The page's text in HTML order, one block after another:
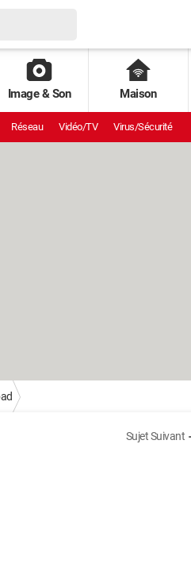
Image & Son Maison
Réseau Vidéo/TV Virus/Sécurité
Sujet Suivant